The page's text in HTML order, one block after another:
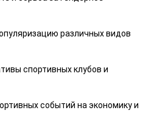
различных видов
спортивных клубов и
событий на экономику и